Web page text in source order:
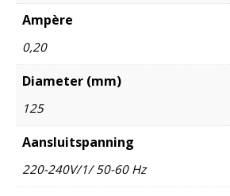
Ampère
0,20
Diameter (mm)
125
Aansluitspanning
220-240V/1/ 50-60 Hz